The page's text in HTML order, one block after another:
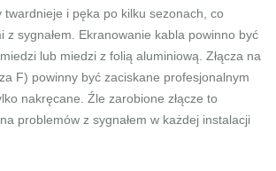
twardnieje i pęka po kilku sezonach, co
z sygnałem. Ekranowanie kabla powinno być
lub miedzi z folią aluminiową. Złącza na
F) powinny być zaciskane profesjonalnym
nakręcane. Źle zarobione złącze to
problemów z sygnałem w każdej instalacji